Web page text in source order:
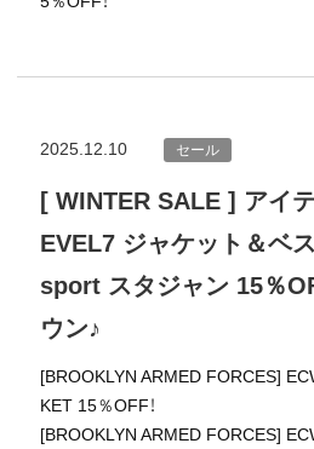
2025.12.10 セール
[ WINTER SALE ] アイ
EVEL7 ジャケット＆ベ
sport スタジャン 15％
ウン♪
[BROOKLYN ARMED FORCES]
KET 15％OFF！
[BROOKLYN ARMED FORCES]